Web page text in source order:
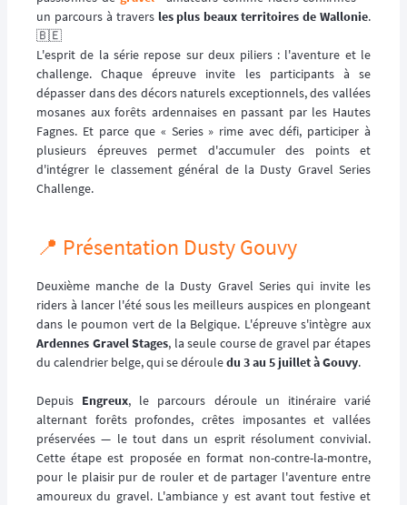
un parcours à travers les plus beaux territoires de Wallonie.
🇧🇪
L'esprit de la série repose sur deux piliers : l'aventure et le
challenge. Chaque épreuve invite les participants à se
dépasser dans des décors naturels exceptionnels, des vallées
mosanes aux forêts ardennaises en passant par les Hautes
Fagnes. Et parce que « Series » rime avec défi, participer à
plusieurs épreuves permet d'accumuler des points et
d'intégrer le classement général de la Dusty Gravel Series
Challenge.
📍 Présentation Dusty Gouvy
Deuxième manche de la Dusty Gravel Series qui invite les
riders à lancer l'été sous les meilleurs auspices en plongeant
dans le poumon vert de la Belgique. L'épreuve s'intègre aux
Ardennes Gravel Stages, la seule course de gravel par étapes
du calendrier belge, qui se dérouledu 3 au 5 juillet à Gouvy.
Depuis Engreux, le parcours déroule un itinéraire varié
alternant forêts profondes, crêtes imposantes et vallées
préservées — le tout dans un esprit résolument convivial.
Cette étape est proposée en format non-contre-la-montre,
pour le plaisir pur de rouler et de partager l'aventure entre
amoureux du gravel. L'ambiance y est avant tout festive et